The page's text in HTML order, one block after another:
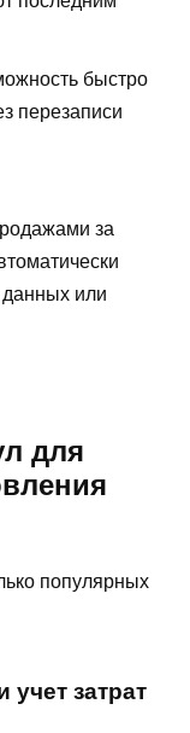
быстро
перезаписи
за
или
для
популярных
затрат